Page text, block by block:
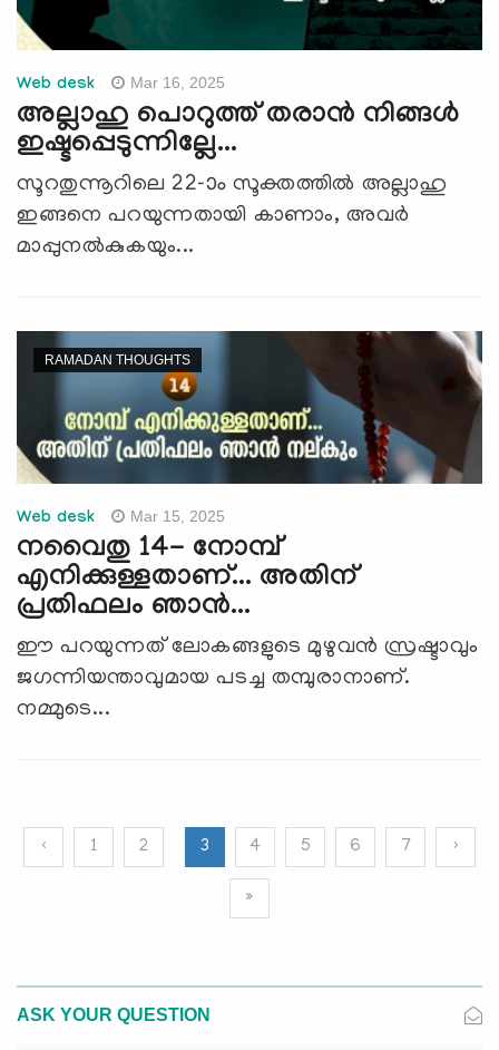
Web desk Mar 16, 2025
അല്ലാഹു പൊറുത്ത് തരാന്‍ നിങ്ങള്‍
ഇഷ്ടപ്പെടുന്നില്ലേ...
സൂറതുന്നൂറിലെ 22-ാം സൂക്തത്തില്‍ അല്ലാഹു
ഇങ്ങനെ പറയുന്നതായി കാണാം, അവര്‍
മാപ്പുനല്‍കുകയും...
RAMADAN THOUGHTS
Web desk Mar 15, 2025
നവൈതു 14- നോമ്പ്
എനിക്കുള്ളതാണ്... അതിന്
പ്രതിഫലം ഞാന്‍...
ഈ പറയുന്നത് ലോകങ്ങളുടെ മുഴുവന്‍ സ്രഷ്ടാവും
ജഗന്നിയന്താവുമായ പടച്ച തമ്പുരാനാണ്.
നമ്മുടെ...
‹ 1 2 3 4 5 6 7 ›
»
ASK YOUR QUESTION